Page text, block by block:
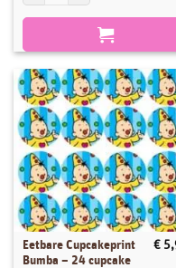
Eetbare Cupcakeprint
Bumba – 24 cupcake
€